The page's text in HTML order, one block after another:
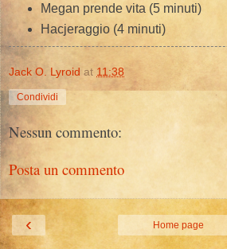
Megan prende vita (5 minuti)
Hacjeraggio (4 minuti)
Jack O. Lyroid at 11:38
Condividi
Nessun commento:
Posta un commento
‹ Home page